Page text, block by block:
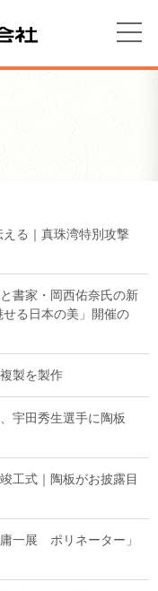
る｜真珠湾特別攻撃
書家・岡西佑奈氏の新
る日本の美」開催の
製を製作
宇田秀生選手に陶板
工式｜陶板がお披露目
一展 ポリネーター」